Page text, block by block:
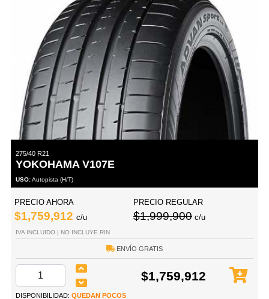
275/40 R21
YOKOHAMA V107E
USO:Autopista (H/T)
PRECIO AHORA
$1,759,912 c/u
PRECIO REGULAR
$1,999,900 c/u
IVA INCLUIDO | NO INCLUYE RIN
ENVÍO GRATIS
$1,759,912
DISPONIBILIDAD: QUEDAN POCOS